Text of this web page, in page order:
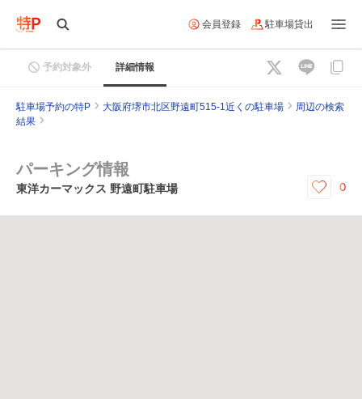
会員登録 駐車場貸出
予約対象外 詳細情報
駐車場予約の特P 大阪府堺市北区野遠町515-1近くの駐車場
周辺の検索
結果
パーキング情報
東洋カーマックス 野遠町駐車場 0